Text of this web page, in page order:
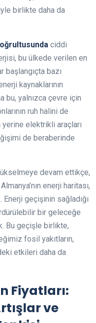
birlikte daha da
ciddi
bu ülkede verilen en
başlangıçta bazı
kaynaklarının
bu, yalnızca çevre için
ruh halini de
elektrikli araçları
de beraberinde
devam ettikçe,
enerji haritası,
geçişinin sağladığı
bir geleceğe
Bu geçişle birlikte,
fosil yakıtların,
etkileri daha da
Fiyatları:
ve